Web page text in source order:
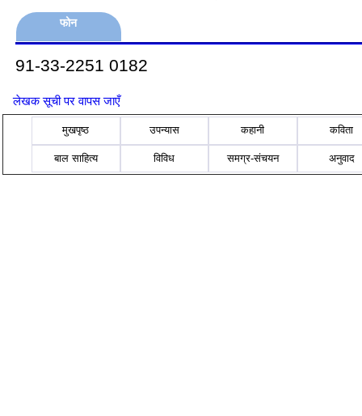
फोन
91-33-2251 0182
लेखक सूची पर वापस जाएँ
मुखपृष्ठ उपन्यास कहानी कविता
बाल साहित्य विविध समग्र-संचयन अनुवाद